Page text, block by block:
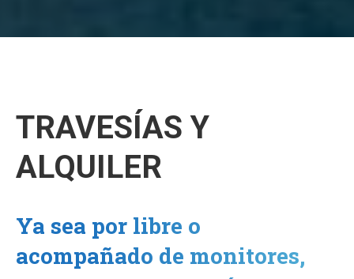
TRAVESÍAS Y
ALQUILER
Ya sea por libre o
acompañado de monitores,